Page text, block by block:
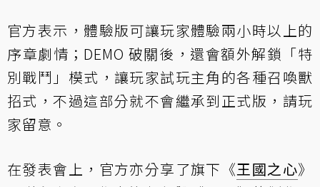
官方表示，體驗版可讓玩家體驗兩小時以上的
序章劇情；DEMO 破關後，還會額外解鎖「特
別戰鬥」模式，讓玩家試玩主角的各種召喚獸
招式，不過這部分就不會繼承到正式版，請玩
家留意。
在發表會上，官方亦分享了旗下《王國之心》